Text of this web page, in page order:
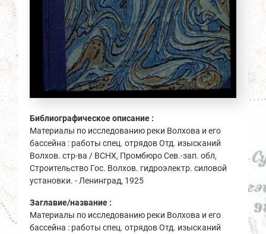
Библиографическое описание :
Материалы по исследованию реки Волхова и его
бассейна : работы спец. отрядов Отд. изысканий
Волхов. стр-ва / ВСНХ, Промбюро Сев.-зап. обл,
Строительство Гос. Волхов. гидроэлектр. силовой
установки. - Ленинград, 1925
Заглавие/название :
Материалы по исследованию реки Волхова и его
бассейна : работы спец. отрядов Отд. изысканий